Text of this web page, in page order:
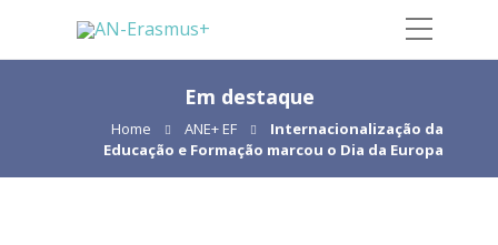
Em destaque
Home ANE+ EF
Internacionalização da
Educação e Formação marcou o Dia da Europa